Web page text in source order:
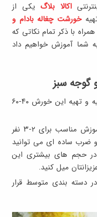
اکالا بلاگ یکی از
خورشت چغاله بادام و
با ذکر تمام نکاتی که
شما آموزش خواهیم داد
گوجه سبز
مدت زمان آماده سازی مواد اولیه و تهیه این خورش ۴۰-۶۰
مقدار مواد اعلام شده در این آموزش مناسب برای ۲-۳ نفر
ضرب ساده ای می توانید
در حجم های بیشتری این
میل کنید.
دسته بندی متوسط قرار